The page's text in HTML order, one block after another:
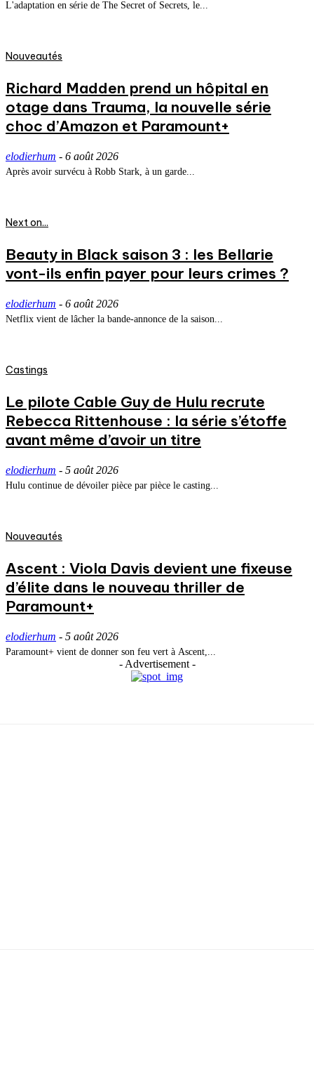
L'adaptation en série de The Secret of Secrets, le...
Nouveautés
Richard Madden prend un hôpital en
otage dans Trauma, la nouvelle série
choc d’Amazon et Paramount+
elodierhum - 6 août 2026
Après avoir survécu à Robb Stark, à un garde...
Next on...
Beauty in Black saison 3 : les Bellarie
vont-ils enfin payer pour leurs crimes ?
elodierhum - 6 août 2026
Netflix vient de lâcher la bande-annonce de la saison...
Castings
Le pilote Cable Guy de Hulu recrute
Rebecca Rittenhouse : la série s’étoffe
avant même d’avoir un titre
elodierhum - 5 août 2026
Hulu continue de dévoiler pièce par pièce le casting...
Nouveautés
Ascent : Viola Davis devient une fixeuse
d’élite dans le nouveau thriller de
Paramount+
elodierhum - 5 août 2026
Paramount+ vient de donner son feu vert à Ascent,...
- Advertisement -